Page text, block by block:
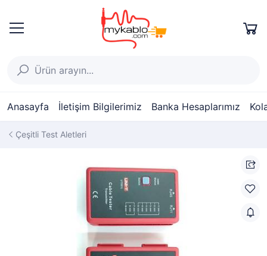
Anasayfa İletişim Bilgilerimiz Banka Hesaplarımız
Çeşitli Test Aletleri